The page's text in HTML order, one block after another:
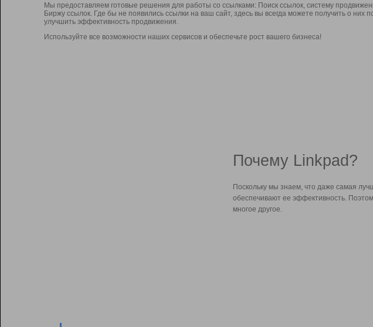
Мы предоставляем готовые решения для работы со ссылками: Поиск ссылок, систему
Биржу ссылок. Где бы не появились ссылки на ваш сайт, здесь вы всегда можете получить о них
улучшить эффективность продвижения.
Используйте все возможности наших сервисов и обеспечьте рост вашего бизнеса!
Почему Linkpad?
Поскольку мы знаем, что даже самая
обеспечивают ее эффективность.
многое другое.